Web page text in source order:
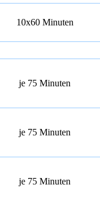
10x60 Minuten
je 75 Minuten
je 75 Minuten
je 75 Minuten